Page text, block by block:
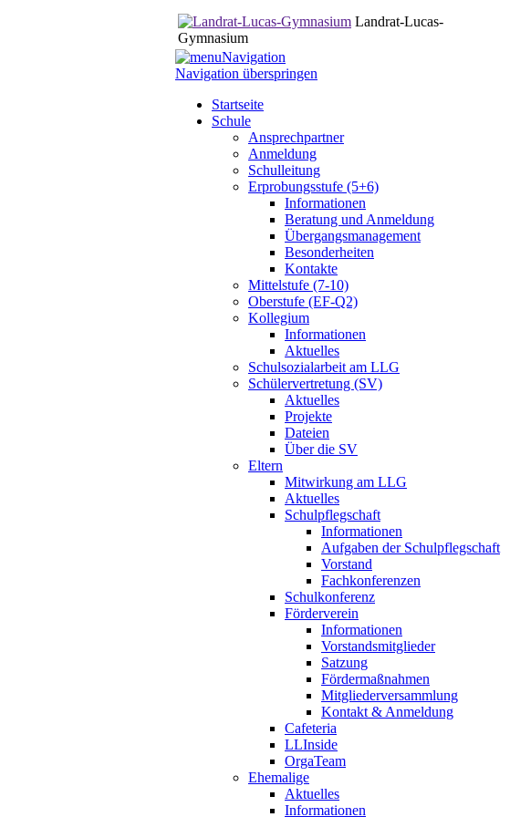
Landrat-Lucas-
Gymnasium
Navigation
Navigation überspringen
Startseite
Schule
Ansprechpartner
Anmeldung
Schulleitung
Erprobungsstufe (5+6)
Informationen
Beratung und Anmeldung
Übergangsmanagement
Besonderheiten
Kontakte
Mittelstufe (7-10)
Oberstufe (EF-Q2)
Kollegium
Informationen
Aktuelles
Schulsozialarbeit am LLG
Schülervertretung (SV)
Aktuelles
Projekte
Dateien
Über die SV
Eltern
Mitwirkung am LLG
Aktuelles
Schulpflegschaft
Informationen
Aufgaben der Schulpflegschaft
Vorstand
Fachkonferenzen
Schulkonferenz
Förderverein
Informationen
Vorstandsmitglieder
Satzung
Fördermaßnahmen
Mitgliederversammlung
Kontakt & Anmeldung
Cafeteria
LLInside
OrgaTeam
Ehemalige
Aktuelles
Informationen